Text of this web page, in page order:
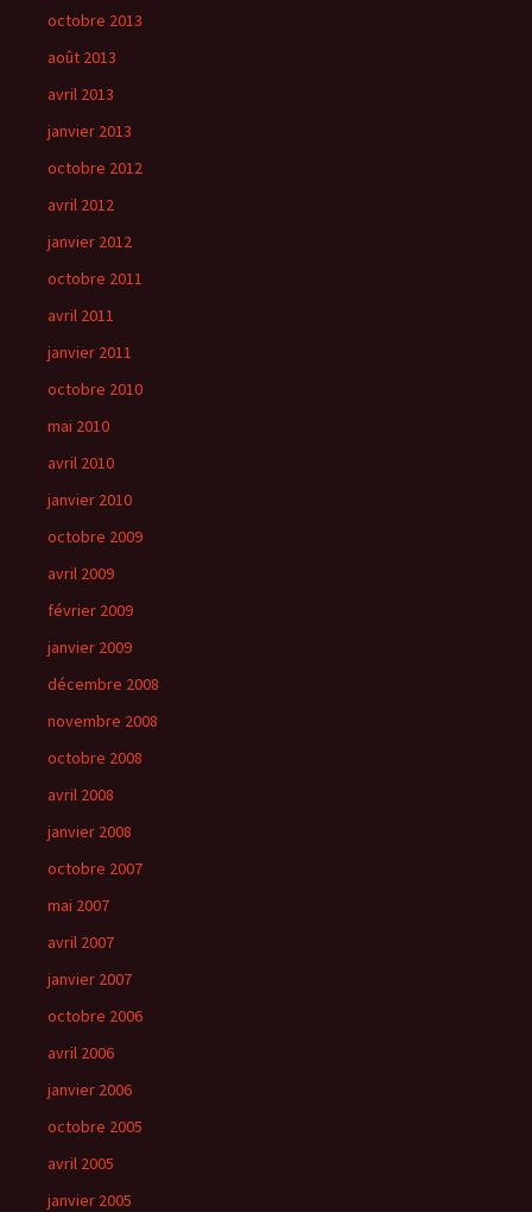
octobre 2013
août 2013
avril 2013
janvier 2013
octobre 2012
avril 2012
janvier 2012
octobre 2011
avril 2011
janvier 2011
octobre 2010
mai 2010
avril 2010
janvier 2010
octobre 2009
avril 2009
février 2009
janvier 2009
décembre 2008
novembre 2008
octobre 2008
avril 2008
janvier 2008
octobre 2007
mai 2007
avril 2007
janvier 2007
octobre 2006
avril 2006
janvier 2006
octobre 2005
avril 2005
janvier 2005